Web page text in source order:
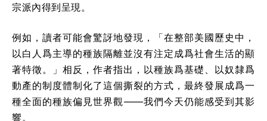
宗派內得到呈現。
例如，讀者可能會驚訝地發現，「在整部美國歷史中，
以白人爲主導的種族隔離並沒有注定成爲社會生活的顯
著特徵。」相反，作者指出，以種族爲基礎、以奴隸爲
動產的制度體制化了這個撕裂的方式，最終發展成爲一
種全面的種族偏見世界觀——我們今天仍能感受到其影
響。